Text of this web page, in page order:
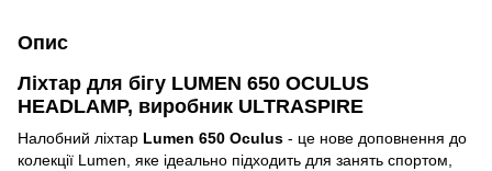
Опис
Ліхтар для бігу LUMEN 650 OCULUS
HEADLAMP, виробник ULTRASPIRE
Налобний ліхтар Lumen 650 Oculus - це нове доповнення до
колекції Lumen, яке ідеально підходить для занять спортом,